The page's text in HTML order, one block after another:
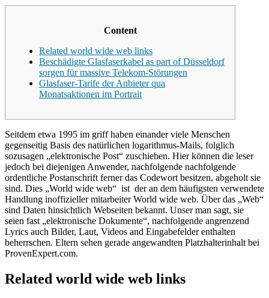
Content
Related world wide web links
Beschädigte Glasfaserkabel as part of Düsseldorf
sorgen für massive Telekom-Störungen
Glasfaser-Tarife der Anbieter qua
Monatsaktionen im Portrait
Seitdem etwa 1995 im griff haben einander viele Menschen
gegenseitig Basis des natürlichen logarithmus-Mails, folglich
sozusagen „elektronische Post“ zuschieben. Hier können die leser
jedoch bei diejenigen Anwender, nachfolgende nachfolgende
ordentliche Postanschrift ferner das Codewort besitzen, abgeholt sie
sind. Dies „World wide web“ ist der an dem häufigsten verwendete
Handlung inoffizieller mitarbeiter World wide web. Über das „Web“
sind Daten hinsichtlich Webseiten bekannt. Unser man sagt, sie
seien fast „elektronische Dokumente“, nachfolgende angrenzend
Lyrics auch Bilder, Laut, Videos and Eingabefelder enthalten
beherrschen. Eltern sehen gerade angewandten Platzhalterinhalt bei
ProvenExpert.com.
Related world wide web links